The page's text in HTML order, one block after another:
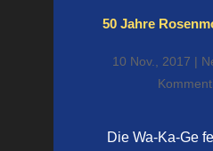
50 Jahre
10 Nov., 2017 |
Die Wa-Ka-Ge